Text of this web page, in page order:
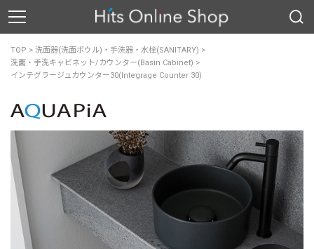
TOP > 洗面器(洗面ボウル)・手洗器・水栓(SANITARY) >
洗面・手洗キャビネット/カウンター(Basin Cabinet) >
インテグラージュカウンター30(Integrage Counter 30)